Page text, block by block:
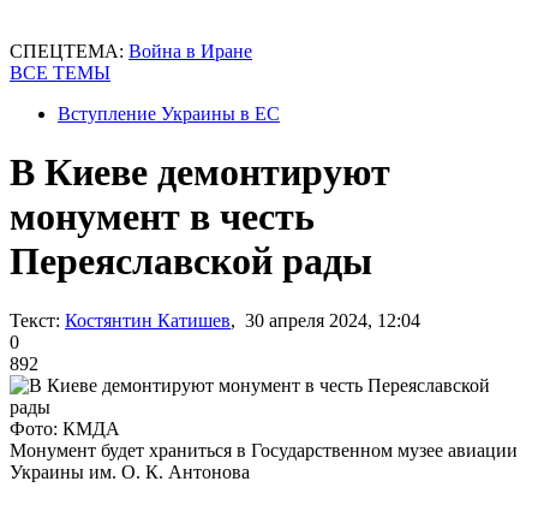
СПЕЦТЕМА: Война в Иране
ВСЕ ТЕМЫ
Вступление Украины в ЕС
В Киеве демонтируют
монумент в честь
Переяславской рады
Текст: Костянтин Катишев, 30 апреля 2024, 12:04
0
892
Фото: КМДА
Монумент будет храниться в Государственном музее авиации
Украины им. О. К. Антонова